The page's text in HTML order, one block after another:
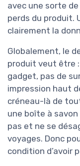
avec une sorte
perds du produit.
clairement la
Globalement, le
produit veut être
gadget, pas de
impression haut
créneau-là de
une boîte à
pas et ne se
voyages. Donc
condition d’avoir